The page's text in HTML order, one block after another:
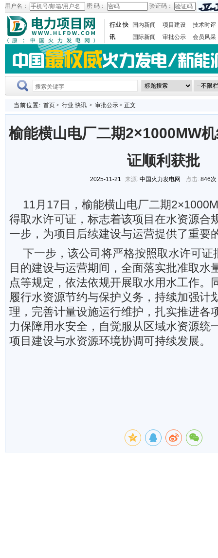
用户名： 密 码： 验证码：
行业 快
讯
国内新闻 项目建设
技术时评
国际新闻
审批公示 会员风采
当前位置: 首页> 行业 快讯 > 审批公示> 正文
榆能横山电厂二期2×1000MW
证顺利获批
2025-11-21 来源: 中国火力发电网 点击: 846次
11月17日，榆能横山电厂二期
得取水许可证，标志着该项目在水资源合
一步，为项目后续建设与运营提供了重要
下一步，该公司将严格按照取水许可证
目的建设与运营期间，全面落实批准取水
点等规定，依法依规开展取水用水工作。
履行水资源节约与保护义务，持续加强计
理，完善计量设施运行维护，扎实推进各
力保障用水安全，自觉服从区域水资源统
项目建设与水资源环境协调可持续发展。